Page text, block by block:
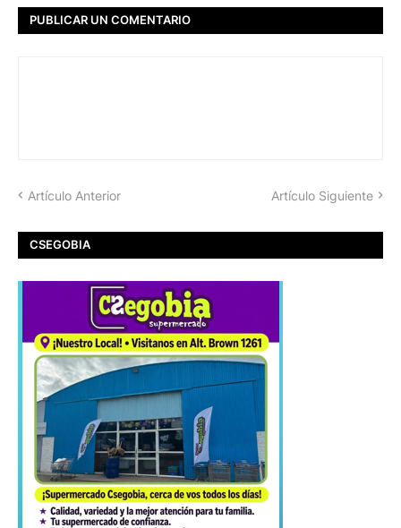
PUBLICAR UN COMENTARIO
Artículo Anterior Artículo Siguiente
CSEGOBIA